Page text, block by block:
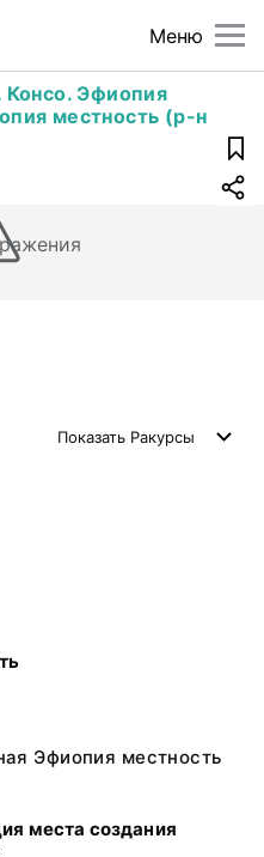
Меню
Консо. Эфиопия
местность (р-н
Показать Ракурсы
Эфиопия местность
места создания